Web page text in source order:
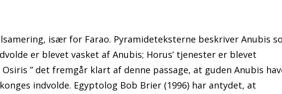
især for Farao. Pyramideteksterne beskriver Anubis
er blevet vasket af Anubis; Horus’ tjenester er blevet
” det fremgår klart af denne passage, at guden Anubis
indvolde. Egyptolog Bob Brier (1996) har antydet, at